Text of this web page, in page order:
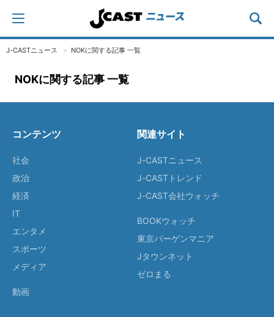
J-CASTニュース NOKに関する記事 一覧
NOKに関する記事 一覧
コンテンツ
社会
政治
経済
IT
エンタメ
スポーツ
メディア
動画
関連サイト
J-CASTニュース
J-CASTトレンド
J-CAST会社ウォッチ
BOOKウォッチ
東京バーゲンマニア
Jタウンネット
ゼロまる